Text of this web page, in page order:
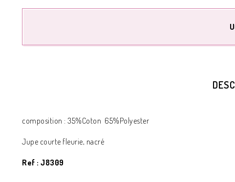
composition : 35%Coton 65%Polyester
Jupe courte fleurie, nacré
Ref : J8309